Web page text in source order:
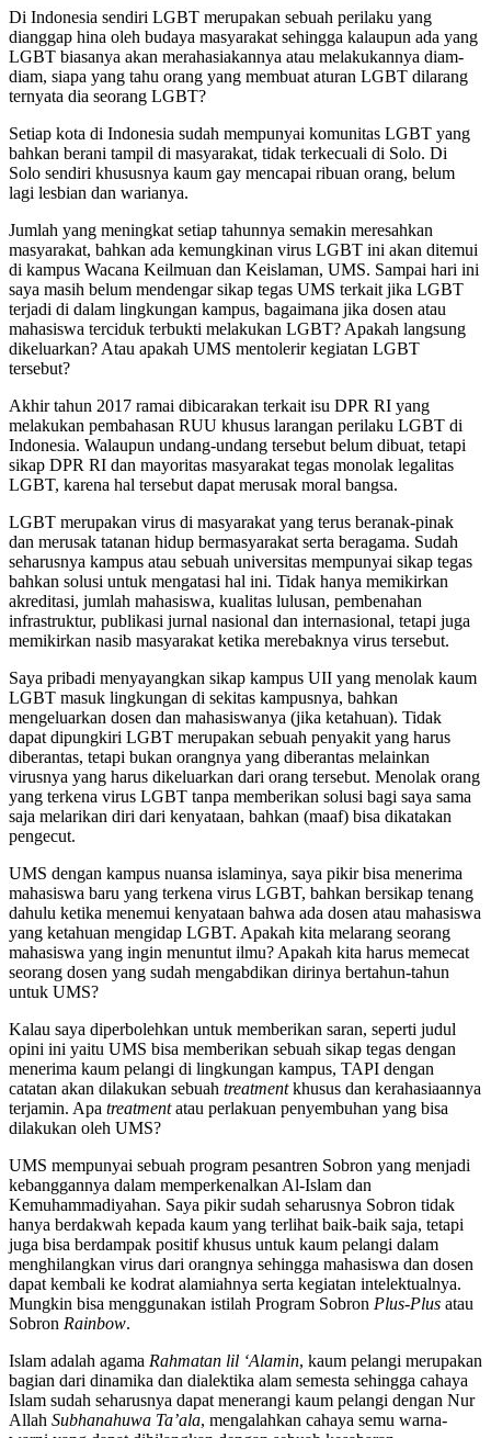
Di Indonesia sendiri LGBT merupakan sebuah perilaku yang
dianggap hina oleh budaya masyarakat sehingga kalaupun ada yang
LGBT biasanya akan merahasiakannya atau melakukannya diam-
diam, siapa yang tahu orang yang membuat aturan LGBT dilarang
ternyata dia seorang LGBT?
Setiap kota di Indonesia sudah mempunyai komunitas LGBT yang
bahkan berani tampil di masyarakat, tidak terkecuali di Solo. Di
Solo sendiri khususnya kaum gay mencapai ribuan orang, belum
lagi lesbian dan warianya.
Jumlah yang meningkat setiap tahunnya semakin meresahkan
masyarakat, bahkan ada kemungkinan virus LGBT ini akan ditemui
di kampus Wacana Keilmuan dan Keislaman, UMS. Sampai hari ini
saya masih belum mendengar sikap tegas UMS terkait jika LGBT
terjadi di dalam lingkungan kampus, bagaimana jika dosen atau
mahasiswa terciduk terbukti melakukan LGBT? Apakah langsung
dikeluarkan? Atau apakah UMS mentolerir kegiatan LGBT
tersebut?
Akhir tahun 2017 ramai dibicarakan terkait isu DPR RI yang
melakukan pembahasan RUU khusus larangan perilaku LGBT di
Indonesia. Walaupun undang-undang tersebut belum dibuat, tetapi
sikap DPR RI dan mayoritas masyarakat tegas monolak legalitas
LGBT, karena hal tersebut dapat merusak moral bangsa.
LGBT merupakan virus di masyarakat yang terus beranak-pinak
dan merusak tatanan hidup bermasyarakat serta beragama. Sudah
seharusnya kampus atau sebuah universitas mempunyai sikap tegas
bahkan solusi untuk mengatasi hal ini. Tidak hanya memikirkan
akreditasi, jumlah mahasiswa, kualitas lulusan, pembenahan
infrastruktur, publikasi jurnal nasional dan internasional, tetapi juga
memikirkan nasib masyarakat ketika merebaknya virus tersebut.
Saya pribadi menyayangkan sikap kampus UII yang menolak kaum
LGBT masuk lingkungan di sekitas kampusnya, bahkan
mengeluarkan dosen dan mahasiswanya (jika ketahuan). Tidak
dapat dipungkiri LGBT merupakan sebuah penyakit yang harus
diberantas, tetapi bukan orangnya yang diberantas melainkan
virusnya yang harus dikeluarkan dari orang tersebut. Menolak orang
yang terkena virus LGBT tanpa memberikan solusi bagi saya sama
saja melarikan diri dari kenyataan, bahkan (maaf) bisa dikatakan
pengecut.
UMS dengan kampus nuansa islaminya, saya pikir bisa menerima
mahasiswa baru yang terkena virus LGBT, bahkan bersikap tenang
dahulu ketika menemui kenyataan bahwa ada dosen atau mahasiswa
yang ketahuan mengidap LGBT. Apakah kita melarang seorang
mahasiswa yang ingin menuntut ilmu? Apakah kita harus memecat
seorang dosen yang sudah mengabdikan dirinya bertahun-tahun
untuk UMS?
Kalau saya diperbolehkan untuk memberikan saran, seperti judul
opini ini yaitu UMS bisa memberikan sebuah sikap tegas dengan
menerima kaum pelangi di lingkungan kampus, TAPI dengan
catatan akan dilakukan sebuah treatmentkhusus dan kerahasiaannya
terjamin. Apa treatmentatau perlakuan penyembuhan yang bisa
dilakukan oleh UMS?
UMS mempunyai sebuah program pesantren Sobron yang menjadi
kebanggannya dalam memperkenalkan Al-Islam dan
Kemuhammadiyahan. Saya pikir sudah seharusnya Sobron tidak
hanya berdakwah kepada kaum yang terlihat baik-baik saja, tetapi
juga bisa berdampak positif khusus untuk kaum pelangi dalam
menghilangkan virus dari orangnya sehingga mahasiswa dan dosen
dapat kembali ke kodrat alamiahnya serta kegiatan intelektualnya.
Mungkin bisa menggunakan istilah Program Sobron Plus-Plus atau
Sobron Rainbow.
Islam adalah agama Rahmatan lil ‘Alamin, kaum pelangi merupakan
bagian dari dinamika dan dialektika alam semesta sehingga cahaya
Islam sudah seharusnya dapat menerangi kaum pelangi dengan Nur
Allah Subhanahuwa Ta’ala, mengalahkan cahaya semu warna-